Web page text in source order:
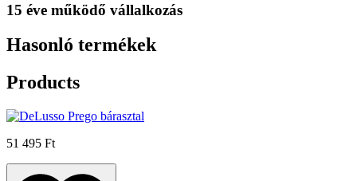
15 éve működő vállalkozás
Hasonló termékek
Products
51 495 Ft